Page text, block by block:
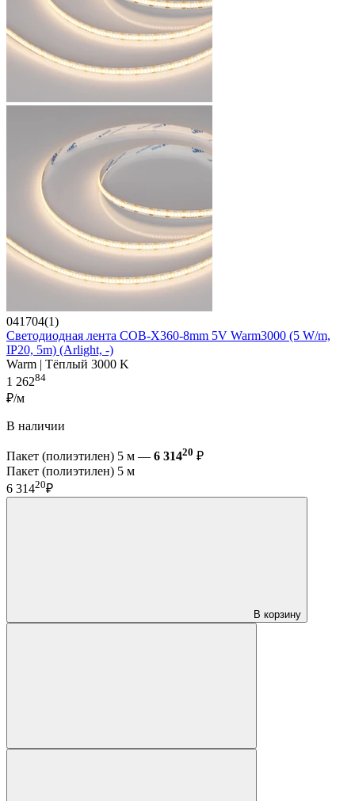
041704(1)
Светодиодная лента COB-X360-8mm 5V Warm3000 (5 W/m,
IP20, 5m) (Arlight, -)
Warm | Тёплый 3000 K
1 26284
₽/м
В наличии
Пакет (полиэтилен) 5 м — 6 31420 ₽
Пакет (полиэтилен) 5 м
6 31420₽
В корзину